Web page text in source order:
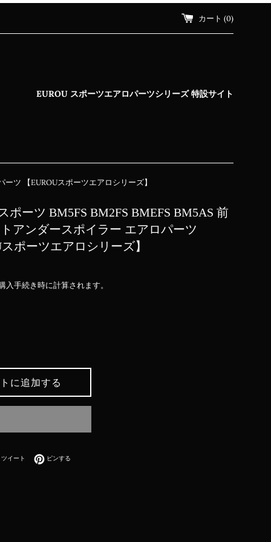
カート (0)
EUROU スポーツエアロパーツシリーズ 特設サイト
ツ 【EUROUスポーツエアロシリーズ】
ポーツ BM5FS BM2FS BMEFS BM5AS 前
アンダースポイラー エアロパーツ
ポーツエアロシリーズ】
入手続き時に計算されます。
に追加する
でシェアする
ツイート Twitterに投稿する
ピンする